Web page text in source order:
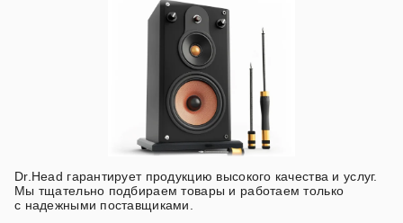
Dr.Head гарантирует продукцию высокого качества и услуг.
Мы тщательно подбираем товары и работаем только
с надежными поставщиками.